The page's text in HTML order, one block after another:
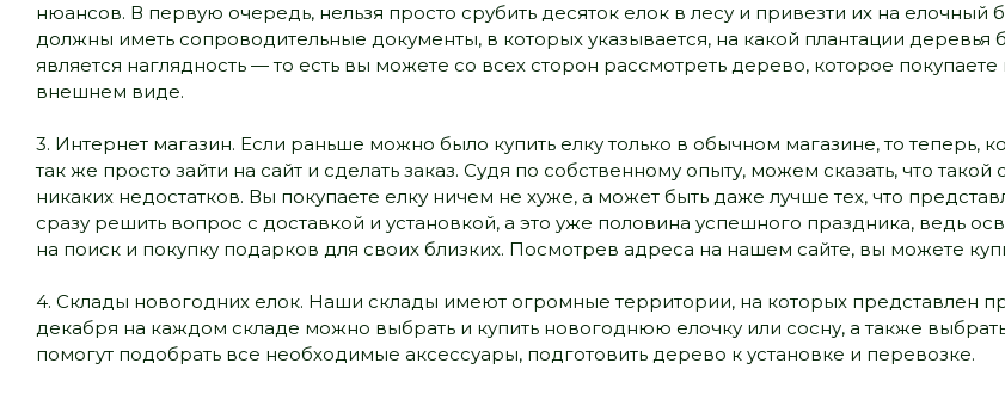
нюансов. В первую очередь, нельзя просто срубить десяток елок в лесу и привезти их на елочный
должны иметь сопроводительные документы, в которых указывается, на какой плантации
является наглядность — то есть вы можете со всех сторон рассмотреть дерево, которое
внешнем виде.
3. Интернет магазин. Если раньше можно было купить елку только в обычном магазине, то теперь,
так же просто зайти на сайт и сделать заказ. Судя по собственному опыту, можем сказать, что
никаких недостатков. Вы покупаете елку ничем не хуже, а может быть даже лучше тех, что
сразу решить вопрос с доставкой и установкой, а это уже половина успешного праздника, ведь
на поиск и покупку подарков для своих близких. Посмотрев адреса на нашем сайте, вы можете
4. Склады новогодних елок. Наши склады имеют огромные территории, на которых представлен
декабря на каждом складе можно выбрать и купить новогоднюю елочку или сосну, а также
помогут подобрать все необходимые аксессуары, подготовить дерево к установке и перевозке.